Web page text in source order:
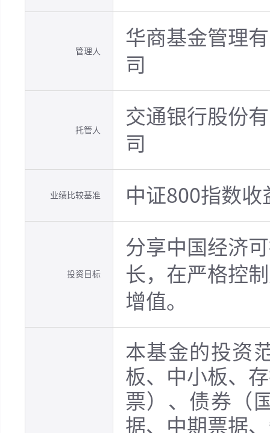
管理人
华商基金管理
司
托管人
交通银行股份
司
业绩比较基准 中证800指数
投资目标
分享中国经济
长，在严格控
增值。
本基金的投资
板、中小板、
票）、债券（
据、中期票据